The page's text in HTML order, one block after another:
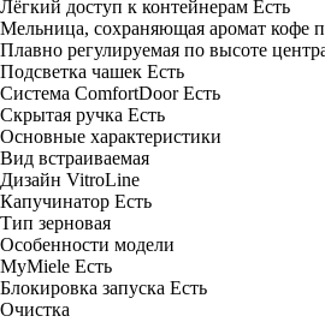
Лёгкий доступ к контейнерам Есть
Мельница, сохраняющая аромат кофе
Плавно регулируемая по высоте
Подсветка чашек Есть
Система ComfortDoor Есть
Скрытая ручка Есть
Основные характеристики
Вид встраиваемая
Дизайн VitroLine
Капучинатор Есть
Тип зерновая
Особенности модели
MyMiele Есть
Блокировка запуска Есть
Очистка